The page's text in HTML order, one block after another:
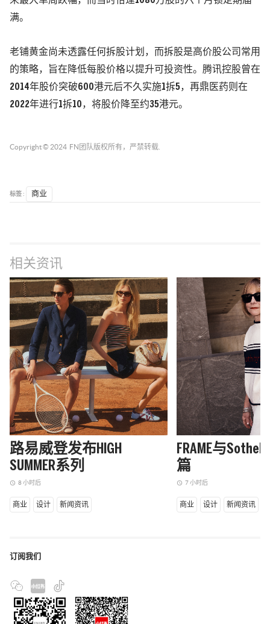
满。
老铺黄金尚未透露任何拆股计划，而拆股是高价股公司常用
的策略，旨在降低每股价格以提升可投资性。腾讯控股曾在
2014年股价突破600港元后不久实施1拆5，再鼎医药则在
2022年进行1拆10，将股价降至约35港元。
Copyright © 2024 FN团队 版权所有，严禁转载.
标签 : 商业
相关资讯
路易威登发布HIGH
SUMMER系列
access_time 8 小时后
商业 设计 新闻资讯
FRAME与
篇
access_time 7 小时后
商业 设计 新闻资讯
订阅我们